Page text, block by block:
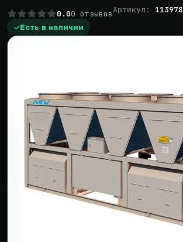
0.00 отзывовАртикул: 113978
Есть в наличии